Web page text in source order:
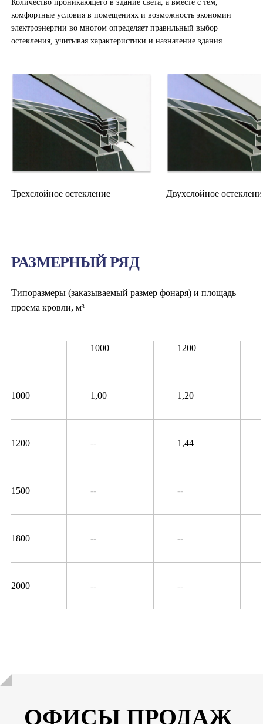
Количество проникающего в здание света, а вместе с тем,
комфортные условия в помещениях и возможность экономии
электроэнергии во многом определяет правильный выбор
остекления, учитывая характеристики и назначение здания.
Трехслойное остекление Двухслойное
РАЗМЕРНЫЙ РЯД
Типоразмеры (заказываемый размер фонаря) и площадь
проема кровли, м³
1000 1200
1000 1,00 1,20
1200 -- 1,44
1500 -- --
1800 -- --
2000 -- --
ОФИСЫ ПРОДАЖ